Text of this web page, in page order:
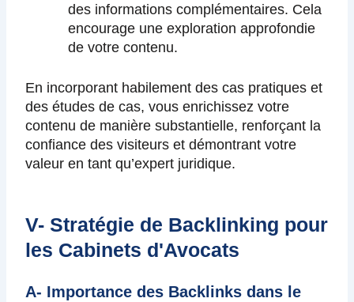
des informations complémentaires. Cela
encourage une exploration approfondie
de votre contenu.
En incorporant habilement des cas pratiques et
des études de cas, vous enrichissez votre
contenu de manière substantielle, renforçant la
confiance des visiteurs et démontrant votre
valeur en tant qu’expert juridique.
V- Stratégie de Backlinking pour
les Cabinets d'Avocats
A- Importance des Backlinks dans le